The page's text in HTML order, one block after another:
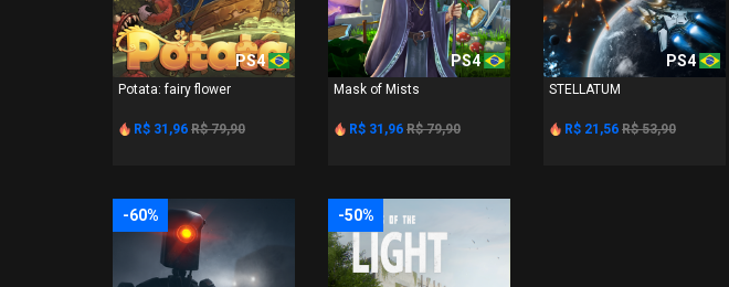
PS4
Potata: fairy flower
R$ 31,96 R$ 79,90
PS4
Mask of Mists
R$ 31,96 R$ 79,90
PS4
STELLATUM
R$ 21,56 R$ 53,90
-60% -50%